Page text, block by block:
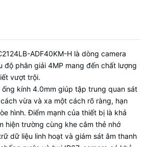
ADF40KM-H là dòng camera
độ phân giải 4MP mang đến chất lượng
vượt trội.
kính 4.0mm giúp tập trung quan sát
vừa và xa một cách rõ ràng, hạn
hình. Điểm mạnh của thiết bị là khả
hiện trường cùng khe cắm thẻ nhớ
dữ liệu linh hoạt và giám sát âm thanh